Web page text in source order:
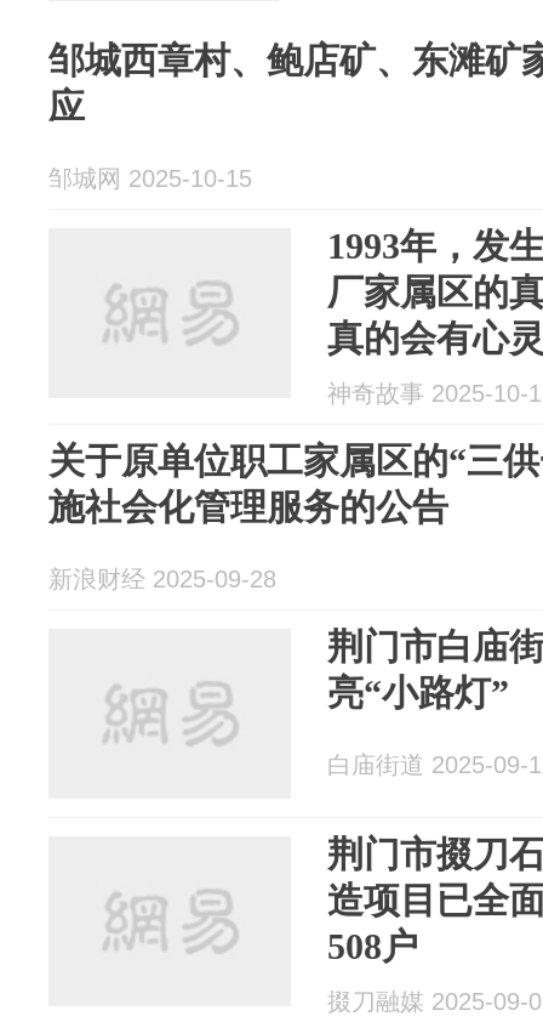
邹城西章村、鲍店矿、东滩矿
应
邹城网 2025-10-15
1993年，发
厂家属区的
真的会有心
神奇故事 2025-10-
关于原单位职工家属区的“三
施社会化管理服务的公告​
新浪财经 2025-09-28
荆门市白庙
亮“小路灯”
白庙街道 2025-09-
荆门市掇刀
造项目已全
508户
掇刀融媒 2025-09-